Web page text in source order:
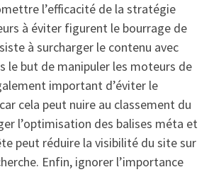
l’efficacité de la stratégie
à éviter figurent le bourrage de
à surcharger le contenu avec
le but de manipuler les moteurs de
important d’éviter le
cela peut nuire au classement du
l’optimisation des balises méta et
peut réduire la visibilité du site sur
Enfin, ignorer l’importance